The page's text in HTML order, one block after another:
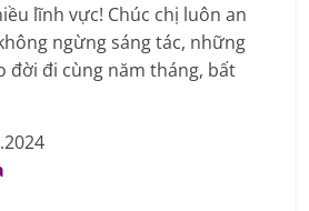
lĩnh vực! Chúc chị luôn an
ngừng sáng tác, những
đời đi cùng năm tháng, bất